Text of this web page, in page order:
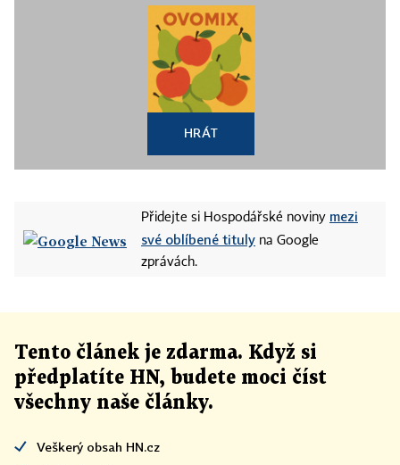
HRÁT
Přidejte si Hospodářské noviny mezi
své oblíbené tituly na Google
zprávách.
Tento článek je zdarma. Když si
předplatíte HN, budete moci číst
všechny naše články.
Veškerý obsah HN.cz